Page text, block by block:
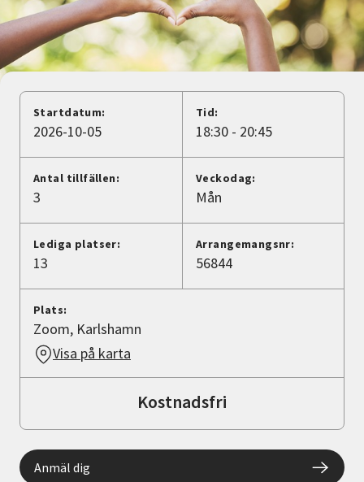
Nyheter
Avdelningar
Lyssna
Startdatum:
2026-10-05
Tid:
18:30 - 20:45
Antal tillfällen:
3
Veckodag:
Mån
Lediga platser:
13
Arrangemangsnr:
56844
Plats:
Zoom, Karlshamn
Visa på karta
Kostnadsfri
Anmäl dig